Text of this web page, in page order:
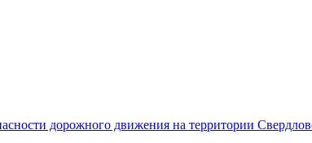
дорожного движения на территории